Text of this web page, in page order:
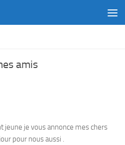
amis
jeune je vous annonce mes chers
pour nous aussi .